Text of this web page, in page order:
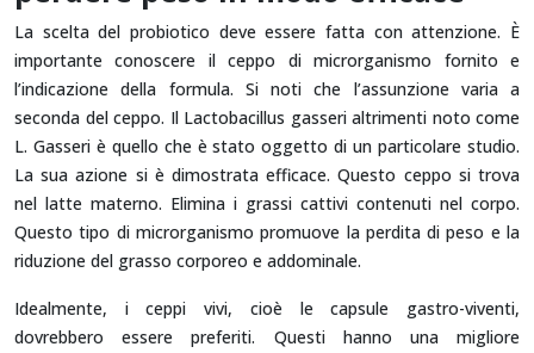
La scelta del probiotico deve essere fatta con attenzione. È
importante conoscere il ceppo di microrganismo fornito e
l’indicazione della formula. Si noti che l’assunzione varia a
seconda del ceppo. Il Lactobacillus gasseri altrimenti noto come
L. Gasseri è quello che è stato oggetto di un particolare studio.
La sua azione si è dimostrata efficace. Questo ceppo si trova
nel latte materno. Elimina i grassi cattivi contenuti nel corpo.
Questo tipo di microrganismo promuove la perdita di peso e la
riduzione del grasso corporeo e addominale.
Idealmente, i ceppi vivi, cioè le capsule gastro-viventi,
dovrebbero essere preferiti. Questi hanno una migliore